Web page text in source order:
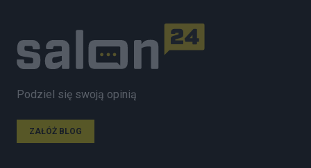
Podziel się swoją opinią
ZAŁÓŻ BLOG